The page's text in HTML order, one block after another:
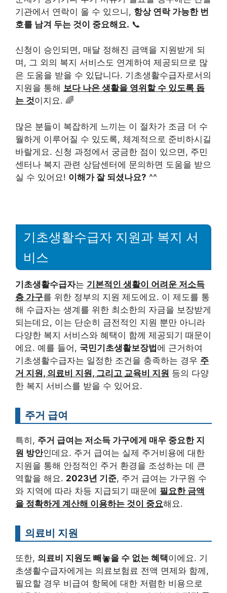
기관에서 연락이 올 수 있으니, 항상 연락 가능한 번
호를 남겨 두는 것이 중요해요. 📞
신청이 승인되면, 매달 정해진 금액을 지원받게 되
며, 그 외의 복지 서비스도 연계하여 제공되므로 많
은 도움을 받을 수 있답니다. 기초생활수급자로서의
지원을 통해 보다 나은 생활을 영위할 수 있도록 돕
는 것이지요. 🌈
많은 분들이 복잡하게 느끼는 이 절차가 조금 더 수
월하게 이루어질 수 있도록, 체계적으로 준비하시길
바랄게요. 신청 과정에서 궁금한 점이 있으면, 주민
센터나 복지 관련 상담센터에 문의하면 도움을 받으
실 수 있어요! 이해가 잘 되셨나요? ^^
기초생활수급자 지원과 복지 서
비스
기초생활수급자는 기본적인 생활이 어려운 저소득
층 가구를 위한 정부의 지원 제도에요. 이 제도를 통
해 수급자는 생계를 위한 최소한의 자금을 보장받게
되는데요, 이는 단순히 금전적인 지원 뿐만 아니라
다양한 복지 서비스와 혜택이 함께 제공되기 때문이
에요. 예를 들어, 국민기초생활보장법에 근거하여
기초생활수급자는 일정한 조건을 충족하는 경우 주
거 지원, 의료비 지원, 그리고 교육비 지원 등의 다양
한 복지 서비스를 받을 수 있어요.
주거 급여
특히, 주거 급여는 저소득 가구에게 매우 중요한 지
원 방안인데요. 주거 급여는 실제 주거비용에 대한
지원을 통해 안정적인 주거 환경을 조성하는 데 큰
역할을 해요. 2023년 기준, 주거 급여는 가구원 수
와 지역에 따라 차등 지급되기 때문에 필요한 금액
을 정확하게 계산해 이용하는 것이 중요해요.
의료비 지원
또한, 의료비 지원도 빼놓을 수 없는 혜택이에요. 기
초생활수급자에게는 의료보험료 전액 면제와 함께,
필요할 경우 비급여 항목에 대한 저렴한 비용으로